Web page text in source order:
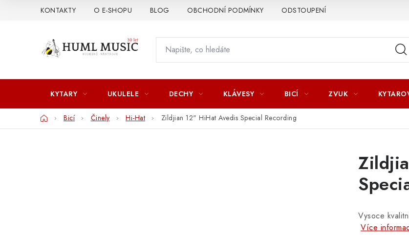
KONTAKTY O E-SHOPU BLOG OBCHODNÍ PODMÍNKY ODSTOUPENÍ OD SMLOUVY
KYTARY UKULELE DECHY KLÁVESY BICÍ ZVUK
DomůBicí Činely Hi-Hat Zildjian 12" HiHat Avedis Special Recording
Vysoce
Více